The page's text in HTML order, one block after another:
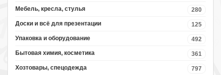
280
Мебель, кресла, стулья
125
Доски и всё для презентации
492
Упаковка и оборудование
361
Бытовая химия, косметика
797
Хозтовары, спецодежда